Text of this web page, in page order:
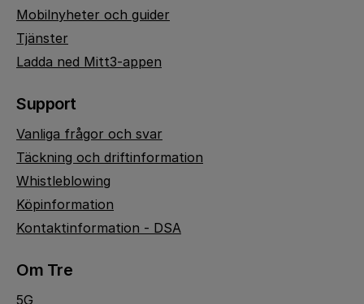
Mobilnyheter och guider
Tjänster
Ladda ned Mitt3-appen
Support
Vanliga frågor och svar
Täckning och driftinformation
Whistleblowing
Köpinformation
Kontaktinformation - DSA
Om Tre
5G